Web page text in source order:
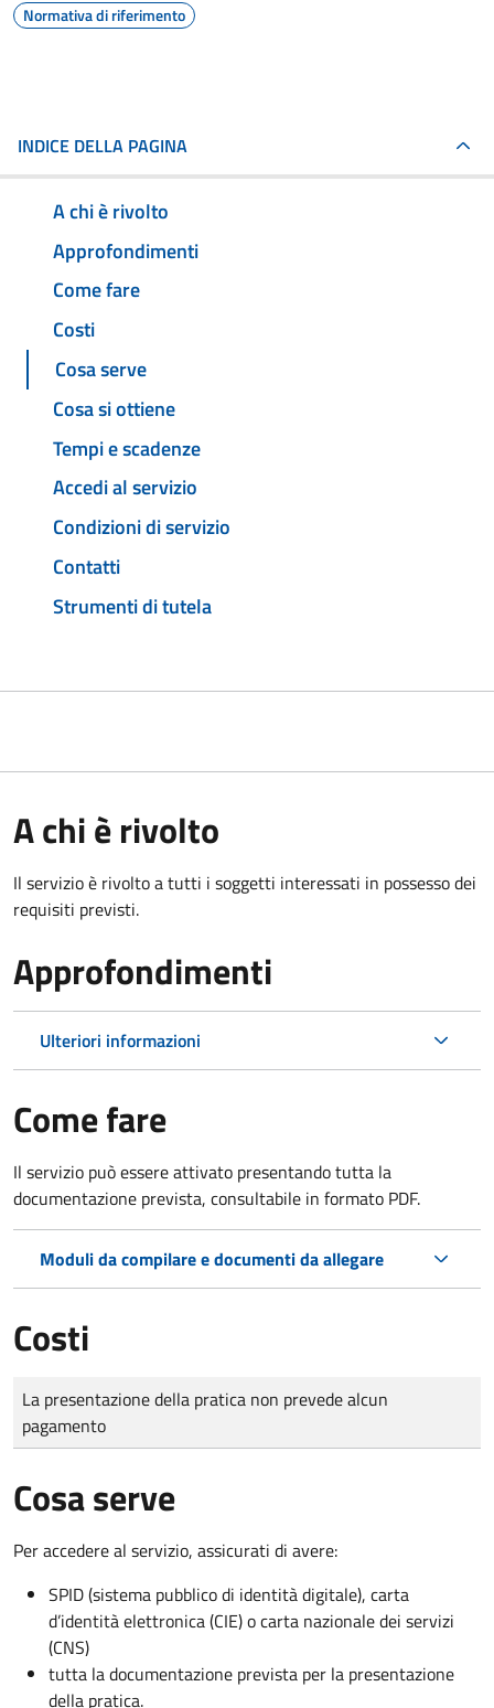
Normativa di riferimento
INDICE DELLA PAGINA
A chi è rivolto
Approfondimenti
Come fare
Costi
Cosa serve
Cosa si ottiene
Tempi e scadenze
Accedi al servizio
Condizioni di servizio
Contatti
Strumenti di tutela
A chi è rivolto
Il servizio è rivolto a tutti i soggetti interessati in possesso dei
requisiti previsti.
Approfondimenti
Ulteriori informazioni
Come fare
Il servizio può essere attivato presentando tutta la
documentazione prevista, consultabile in formato PDF.
Moduli da compilare e documenti da allegare
Costi
Tipo di pagamento
Importo
La presentazione della pratica non prevede alcun
pagamento
Cosa serve
Per accedere al servizio, assicurati di avere:
SPID (sistema pubblico di identità digitale), carta
d’identità elettronica (CIE) o carta nazionale dei servizi
(CNS)
tutta la documentazione prevista per la presentazione
della pratica.